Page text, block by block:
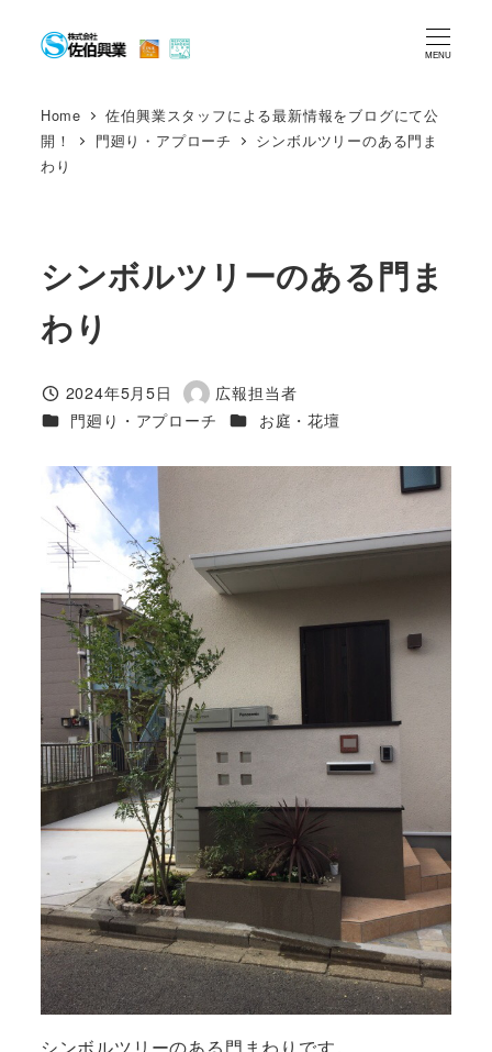
MENU
Home
佐伯興業スタッフによる最新情報をブログにて公
開！
門廻り・アプローチ
シンボルツリーのある門ま
わり
シンボルツリーのある門ま
わり
投稿日
2024年5月5日
著
広報担当者
カテゴリー
門廻り・アプローチ カテゴリー
お庭・花壇